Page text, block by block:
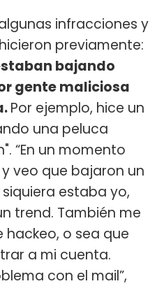
infracciones y
previamente:
bajando
gente maliciosa
Por ejemplo, hice un
una peluca
“En un momento
veo que bajaron un
estaba yo,
trend. También me
o sea que
a mi cuenta.
con el mail”,